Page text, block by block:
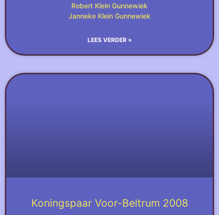
Robert Klein Gunnewiek
Janneke Klein Gunnewiek
LEES VERDER »
Koningspaar Voor-Beltrum 2008